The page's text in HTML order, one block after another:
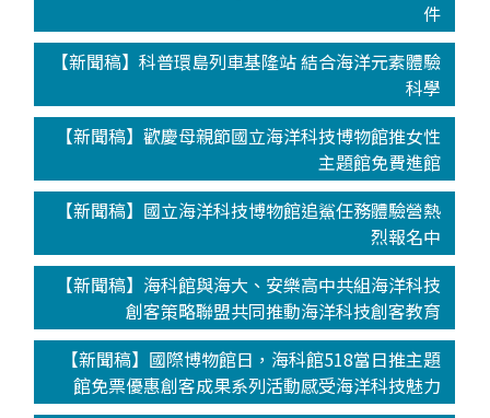
件
【新聞稿】科普環島列車基隆站 結合海洋元素體驗
科學
【新聞稿】歡慶母親節國立海洋科技博物館推女性
主題館免費進館
【新聞稿】國立海洋科技博物館追鯊任務體驗營熱
烈報名中
【新聞稿】海科館與海大、安樂高中共組海洋科技
創客策略聯盟共同推動海洋科技創客教育
【新聞稿】國際博物館日，海科館518當日推主題
館免票優惠創客成果系列活動感受海洋科技魅力